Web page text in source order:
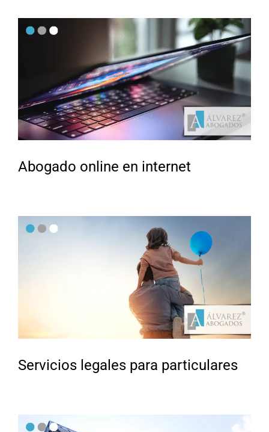
Abogado online en internet
Servicios legales para particulares